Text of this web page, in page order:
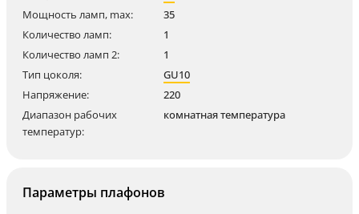
Мощность ламп, max:
35
Количество ламп:
1
Количество ламп 2:
1
Тип цоколя:
GU10
Напряжение:
220
Диапазон рабочих
температур:
комнатная температура
Параметры плафонов